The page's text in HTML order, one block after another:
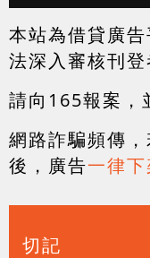
本站為借貸廣
法深入審核刊
請向165報案，
網路詐騙頻傳
後，廣告一律下
切記